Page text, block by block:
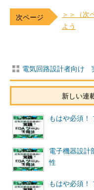
＞＞（次
よう
電気回路設計者向け
新しい連
もはや必須！
電子機器設計
性
もはや必須！